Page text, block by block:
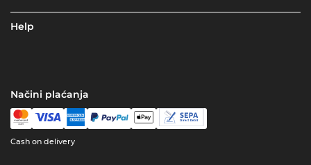
Help
Načini plaćanja
Cash on delivery